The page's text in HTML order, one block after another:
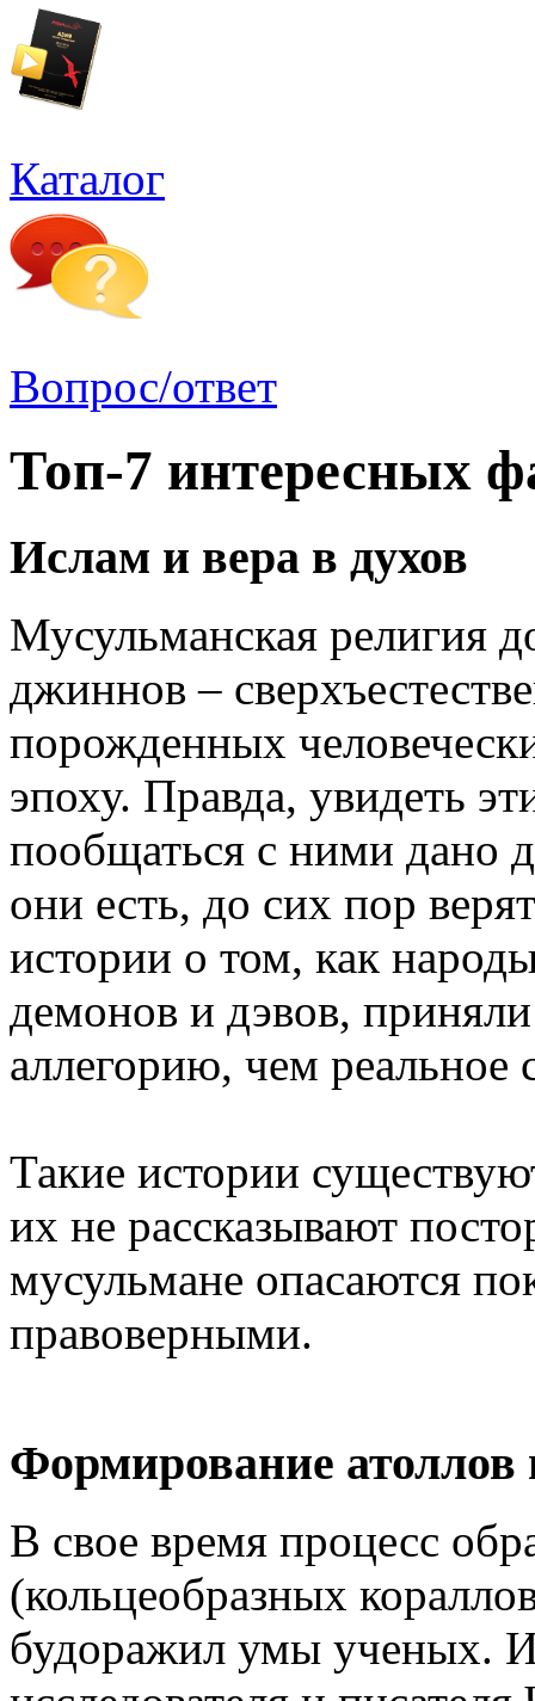
Каталог
Вопрос/ответ
Топ-7 интересных
Ислам и вера в духов
Мусульманская религия
джиннов –
порожденных
эпоху. Правда, увидеть
пообщаться с ними дано
они есть, до сих пор
истории о том, как
демонов и дэвов,
аллегорию, чем реальное
Такие истории
их не рассказывают
мусульмане опасаются
правоверными.
Формирование атоллов
В свое время процесс
(кольцеобразных
будоражил умы ученых.